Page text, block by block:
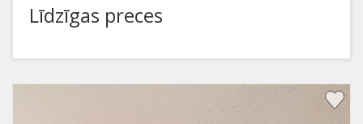
Līdzīgas preces